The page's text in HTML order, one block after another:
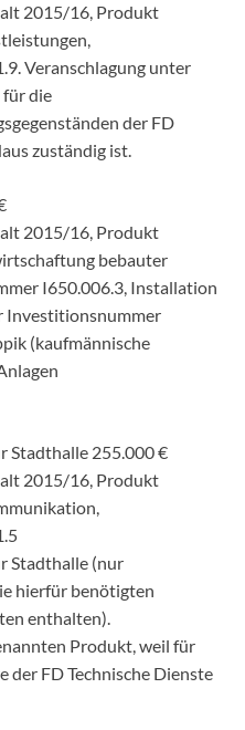
2015/16, Produkt
Veranschlagung unter
für die
der FD
zuständig ist.
2015/16, Produkt
bebauter
I650.006.3, Installation
Investitionsnummer
(kaufmännische
255.000 €
2015/16, Produkt
Stadthalle (nur
hierfür benötigten
enthalten).
Produkt, weil für
der FD Technische Dienste